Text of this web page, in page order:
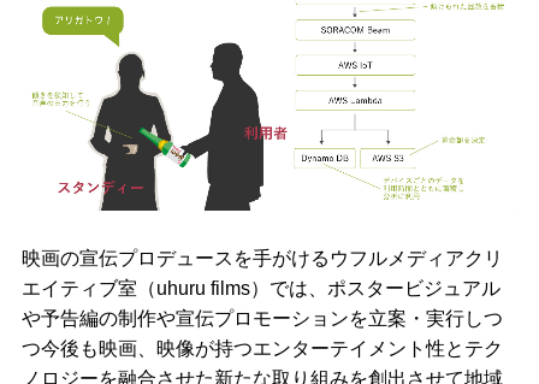
映画の宣伝プロデュースを手がけるウフルメディアクリ
エイティブ室（uhuru films）では、ポスタービジュアル
や予告編の制作や宣伝プロモーションを立案・実行しつ
つ今後も映画、映像が持つエンターテイメント性とテク
ノロジーを融合させた新たな取り組みを創出させて地域